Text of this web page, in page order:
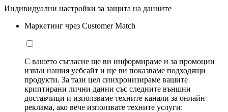
Индивидуални настройки за защита на данните
Маркетинг чрез Customer Match
С вашето съгласие ще ви информираме и за промоции
извън нашия уебсайт и ще ви показваме подходящи
продукти. За тази цел синхронизираме вашите
криптирани лични данни със следните външни
доставчици и използваме техните канали за онлайн
реклама, ако вече използвате техните услуги: